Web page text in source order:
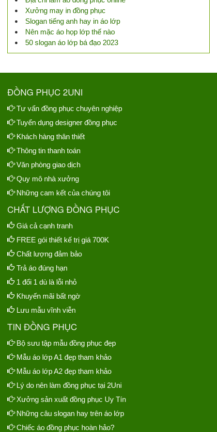
Xưởng may in đồng phục
Slogan tiếng anh hay in áo lớp
Nên mặc áo họp lớp thế nào
50 slogan áo lớp bá đạo 2023
ĐỒNG PHỤC 2UNI
Tư vấn đồng phục chuyên nghiệp
Tuyển dụng designer đồng phục
Khách hàng thân thiết
Thông tin thanh toán
Văn phòng giao dịch
Quy mô nhà xưởng
Những cam kết của chúng tôi
CHẤT LƯỢNG ĐỒNG PHỤC
Giá cả cạnh tranh
FREE gói thiết kế trị giá 700K
Chất lượng đảm bảo
Trả áo đúng hạn
1 đổi 1 dù là lỗi nhỏ
Khuyến mãi bất ngờ
Lưu mẫu vĩnh viễn
TIN ĐỒNG PHỤC
Bộ sưu tập mẫu đồng phục đẹp
Mẫu áo lớp A1 đẹp tham khảo
Mẫu áo lớp A2 đẹp tham khảo
Lý do nên làm đồng phục tại 2Uni
Xưởng sản xuất đồng phục Uy Tín
Những câu slogan hay trên áo lớp
Chiếc áo đồng phục hoàn hảo?